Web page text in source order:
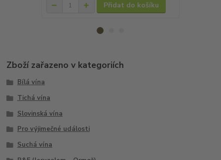
Přidat do košíku
Zboží zařazeno v kategoriích
Bílá vína
Tichá vína
Slovinská vína
Pro výjimečné události
Suchá vína